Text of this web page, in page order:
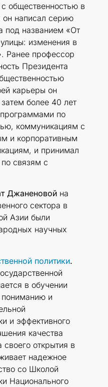
общественностью в
он написал серию
под названием «От
изменения в
Ранее профессор
Президента
карьеры он
более 40 лет
по
коммуникациям с
и корпоративным
и принимал
по связям с
Джаненовой на
сектора в
Азии были
научных
политики.
в обучении
пониманию и
и эффективного
качества
открытия в
надежное
со Школой
Национального